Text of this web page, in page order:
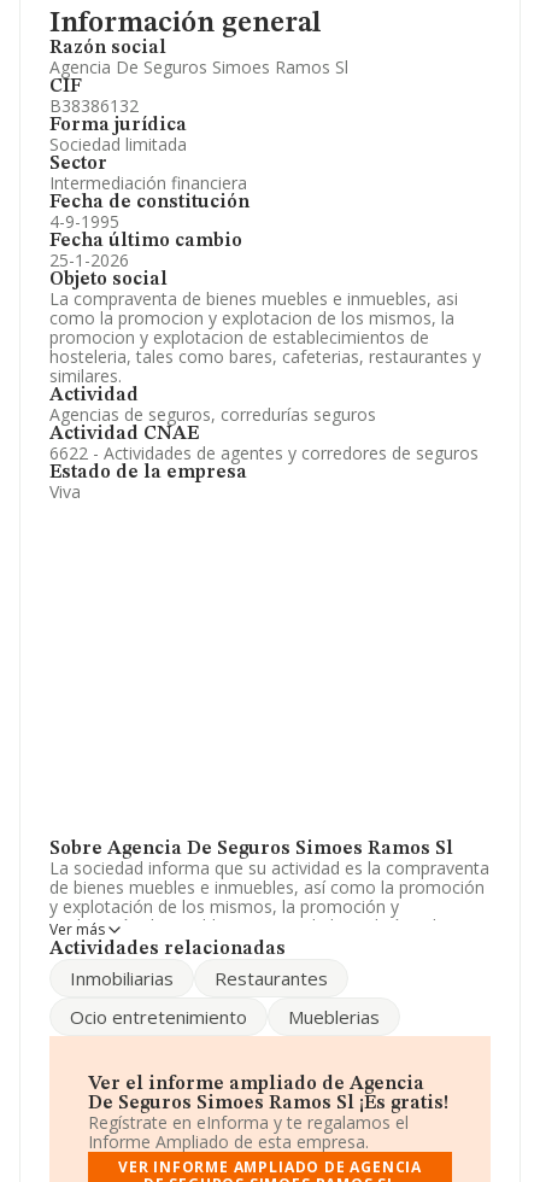
Información general
Razón social
Agencia De Seguros Simoes Ramos Sl
CIF
B38386132
Forma jurídica
Sociedad limitada
Sector
Intermediación financiera
Fecha de constitución
4-9-1995
Fecha último cambio
25-1-2026
Objeto social
La compraventa de bienes muebles e inmuebles, asi
como la promocion y explotacion de los mismos, la
promocion y explotacion de establecimientos de
hosteleria, tales como bares, cafeterias, restaurantes y
similares.
Actividad
Agencias de seguros, corredurías seguros
Actividad CNAE
6622 - Actividades de agentes y corredores de seguros
Estado de la empresa
Viva
Sobre Agencia De Seguros Simoes Ramos Sl
La sociedad informa que su actividad es la compraventa
de bienes muebles e inmuebles, así como la promoción
y explotación de los mismos, la promoción y
explotación de establecimientos de hostelería, tales
como bares, cafeterías, restaurantes y similares. La
Sociedad Limitada. Tiene CNAE: 6622 - 'Actividades de
actividad en mercados exteriores.
datos disponibles en INFORMA, el número de
empleados de la compañía ha estado por debajo de la
media de sector.
Su correo esa.simoes@simoesramos.es. Su página web
www.simoesramos.es.
Ver más
Actividades relacionadas
Inmobiliarias
Restaurantes
Ocio entretenimiento
Mueblerias
Ver el informe ampliado de Agencia
De Seguros Simoes Ramos Sl ¡Es gratis!
Regístrate en eInforma y te regalamos el
Informe Ampliado de esta empresa.
VER INFORME AMPLIADO DE AGENCIA
Información oficial y registral complementaria.